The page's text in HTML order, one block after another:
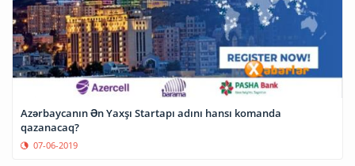
Azərbaycanın Ən Yaxşı Startapı adını hansı komanda
qazanacaq?
07-06-2019